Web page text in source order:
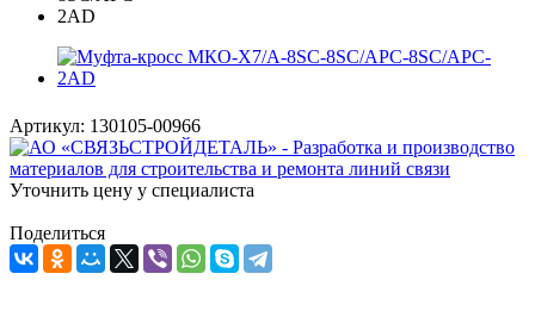
Артикул: 130105-00966
Уточнить цену у специалиста
Поделиться